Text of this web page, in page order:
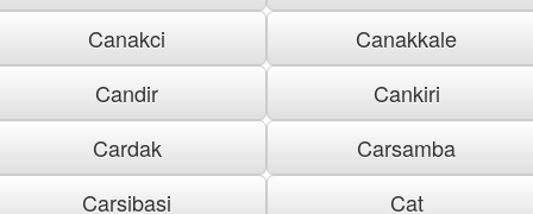
Canakci
Canakkale
Candir
Cankiri
Cardak
Carsamba
Carsibasi
Cat